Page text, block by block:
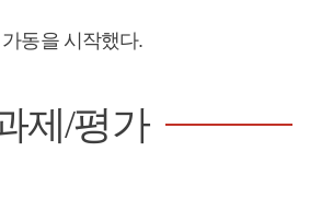
동을 시작했다.
제/평가